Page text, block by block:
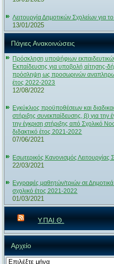
Λειτουργία Δημοτικών Σχολείων για
13/01/2025
Πάγιες Ανακοινώσεις
Πρόσκληση υποψήφιων
Εκπαίδευσης για υποβολή αίτησης-
πρόσληψη ως προσωρινών
έτος 2022-2023
12/08/2022
Εγκύκλιος προϋποθέσεων και
στήριξης συνεκπαίδευσης, β) για την
την έγκριση στήριξης από Σχολικό
διδακτικό έτος 2021-2022
07/06/2021
Εσωτερικός Κανονισμός
22/03/2021
Εγγραφές μαθητών/τριών σε Δημοτικά
σχολικό έτος 2021-2022
01/03/2021
Υ.ΠΑΙ.Θ.
Αρχείο
Αρχείο